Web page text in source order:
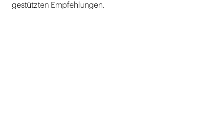
gestützten Empfehlungen.­